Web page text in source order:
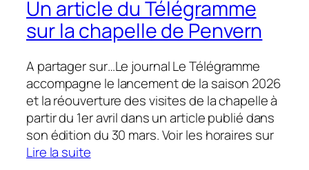
Un article du Télégramme
sur la chapelle de Penvern
A partager sur…Le journal Le Télégramme
accompagne le lancement de la saison 2026
et la réouverture des visites de la chapelle à
partir du 1er avril dans un article publié dans
son édition du 30 mars. Voir les horaires sur
Lire la suite: